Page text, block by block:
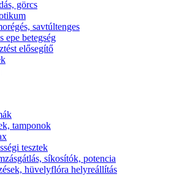
görcs
savtúltenges
epe betegség
elősegítő
tamponok
tesztek
síkosítók, potencia
hüvelyflóra helyreállítás